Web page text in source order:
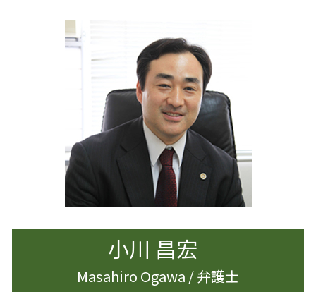
著作権 訴えられなければ
企業法務 法律事務所
企業法務 契約書
企業法務 改正
企業法務 課題
遺言書作成 港区
生前対策
相続 手続き 代行
相続 遺産分割協議書
遺言書作成 杉並区
相続人 行方不明
相続 手続き 期限
相続 申告期限
離婚 世田谷区
離婚 大田区
離婚 会社 手続き
離婚調停 弁護士
離婚準備 男
離婚準備 貯金 いくら
離婚 遺産相続
離婚 夫から
小川 昌宏
Masahiro Ogawa / 弁護士